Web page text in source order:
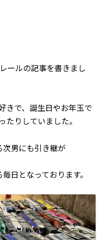
ールの記事を書きまし
きで、誕生日やお年玉で
りしていました。
男にも引き継が
日となっております。